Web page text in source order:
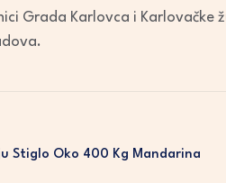
Grada Karlovca i Karlovačke
Stiglo Oko 400 Kg Mandarina